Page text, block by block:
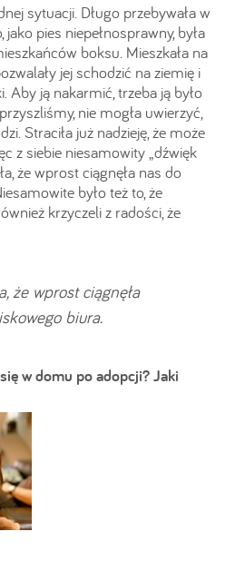
sytuacji. Długo przebywała w
pies niepełnosprawny, była
boksu. Mieszkała na
jej schodzić na ziemię i
Aby ją nakarmić, trzeba ją było
nie mogła uwierzyć,
Straciła już nadzieję, że może
z siebie niesamowity „dźwięk
że wprost ciągnęła nas do
było też to, że
krzyczeli z radości, że
że wprost ciągnęła
biura.
w domu po adopcji? Jaki